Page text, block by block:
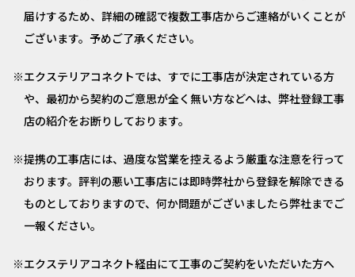
届けするため、詳細の確認で複数工事店からご連絡がいくことが
ございます。予めご了承ください。
エクステリアコネクトでは、すでに工事店が決定されている方
や、最初から契約のご意思が全く無い方などへは、弊社登録工事
店の紹介をお断りしております。
提携の工事店には、過度な営業を控えるよう厳重な注意を行って
おります。評判の悪い工事店には即時弊社から登録を解除できる
ものとしておりますので、何か問題がございましたら弊社までご
一報ください。
エクステリアコネクト経由にて工事のご契約をいただいた方へ